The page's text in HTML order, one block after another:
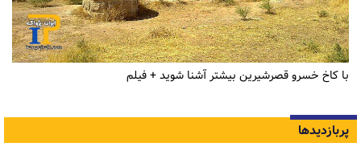
با کاخ خسرو قصرشیرین بیشتر آشنا شوید + فیلم
پربازدیدها